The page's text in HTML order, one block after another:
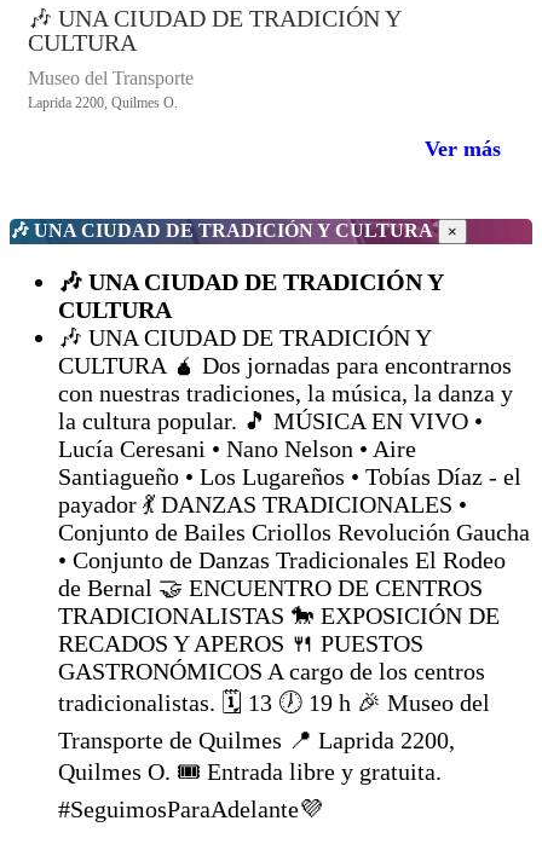
🎶 UNA CIUDAD DE TRADICIÓN Y
CULTURA
Museo del Transporte
Laprida 2200, Quilmes O.
Ver más
🎶 UNA CIUDAD DE TRADICIÓN Y CULTURA ×
🎶 UNA CIUDAD DE TRADICIÓN Y
CULTURA
🎶 UNA CIUDAD DE TRADICIÓN Y
CULTURA 🧉 Dos jornadas para encontrarnos
con nuestras tradiciones, la música, la danza y
la cultura popular. 🎵 MÚSICA EN VIVO •
Lucía Ceresani • Nano Nelson • Aire
Santiagueño • Los Lugareños • Tobías Díaz - el
payador 💃 DANZAS TRADICIONALES •
Conjunto de Bailes Criollos Revolución Gaucha
• Conjunto de Danzas Tradicionales El Rodeo
de Bernal 🤝 ENCUENTRO DE CENTROS
TRADICIONALISTAS 🐎 EXPOSICIÓN DE
RECADOS Y APEROS 🍴 PUESTOS
GASTRONÓMICOS A cargo de los centros
tradicionalistas. 🗓️ 13 🕖 19 h 🎉 Museo del
Transporte de Quilmes 📍 Laprida 2200,
Quilmes O. 🎟️ Entrada libre y gratuita.
#SeguimosParaAdelante💜